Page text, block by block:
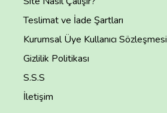
Teslimat ve İade Şartları
Kurumsal Üye Kullanıcı Sözleşmesi
Gizlilik Politikası
S.S.S
İletişim